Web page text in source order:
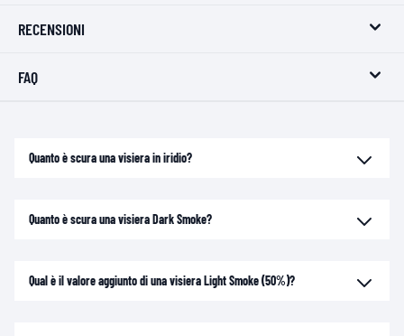
RECENSIONI
FAQ
Quanto è scura una visiera in iridio?
Quanto è scura una visiera Dark Smoke?
Qual è il valore aggiunto di una visiera Light Smoke (50%)?